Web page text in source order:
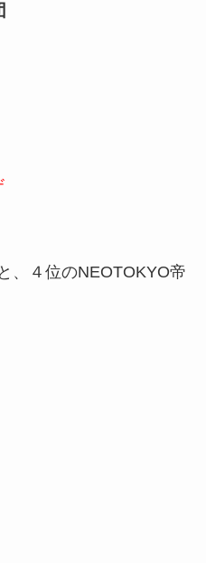
、４位のNEOTOKYO帝